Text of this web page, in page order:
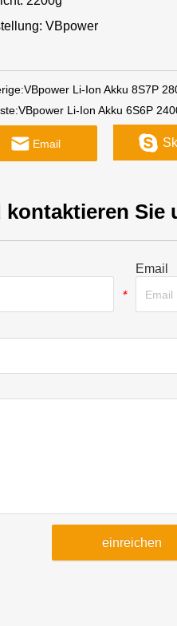
VBpower
VBpower Li-Ion Akku 8S7P
VBpower Li-Ion Akku 6S6P
Email
Sie
*
Email
einreichen